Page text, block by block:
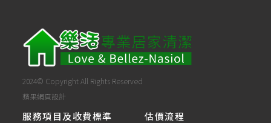
2024© Copyright All Rights Reserved
蘋果網頁設計
服務項目及收費標準
估價流程